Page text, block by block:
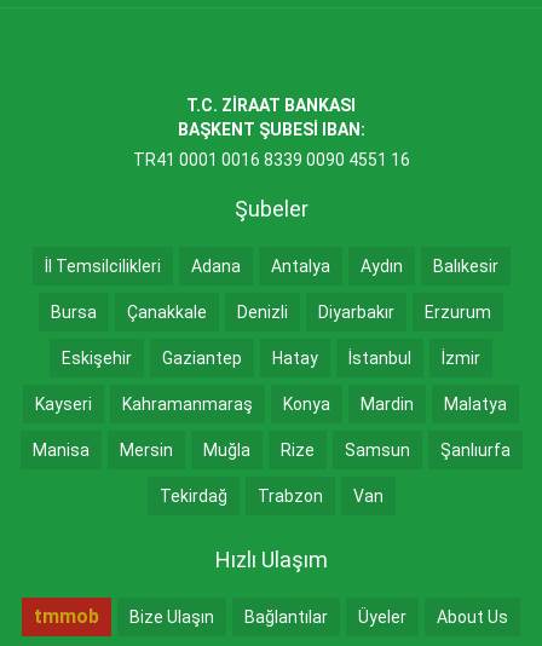
T.C. ZİRAAT BANKASI
BAŞKENT ŞUBESİ IBAN:
TR41 0001 0016 8339 0090 4551 16
Şubeler
İl Temsilcilikleri Adana Antalya Aydın Balıkesir
Bursa Çanakkale Denizli Diyarbakır Erzurum
Eskişehir Gaziantep Hatay İstanbul İzmir
Kayseri Kahramanmaraş Konya Mardin Malatya
Manisa Mersin Muğla Rize Samsun Şanlıurfa
Tekirdağ Trabzon Van
Hızlı Ulaşım
tmmob Bize Ulaşın Bağlantılar Üyeler About Us